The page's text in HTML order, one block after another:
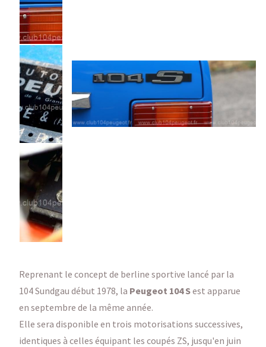
Reprenant le concept de berline sportive lancé par la
104 Sundgau début 1978, la Peugeot 104 Sest apparue
en septembre de la même année.
Elle sera disponible en trois motorisations successives,
identiques à celles équipant les coupés ZS, jusqu'en juin